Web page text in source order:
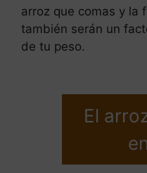
arroz que comas y la
también serán un
de tu peso.
El